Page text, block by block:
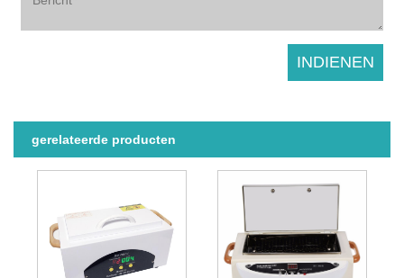
gerelateerde producten